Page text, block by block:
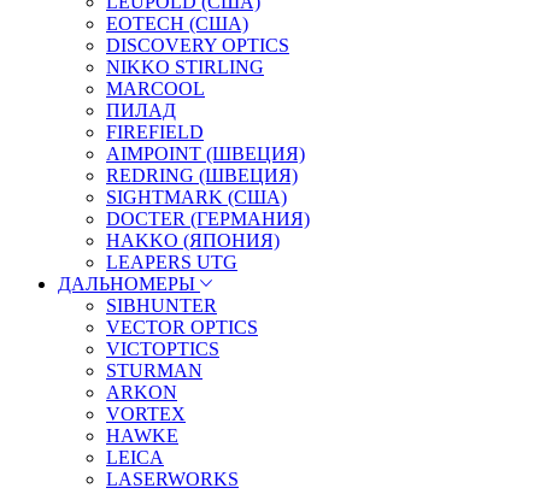
EOTECH (США)
DISCOVERY OPTICS
NIKKO STIRLING
MARCOOL
ПИЛАД
FIREFIELD
AIMPOINT (ШВЕЦИЯ)
REDRING (ШВЕЦИЯ)
SIGHTMARK (США)
DOCTER (ГЕРМАНИЯ)
HAKKO (ЯПОНИЯ)
LEAPERS UTG
ДАЛЬНОМЕРЫ
SIBHUNTER
VECTOR OPTICS
VICTOPTICS
STURMAN
ARKON
VORTEX
HAWKE
LEICA
LASERWORKS